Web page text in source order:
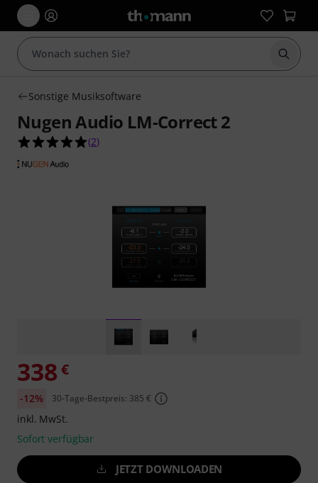
Suche
Sonstige Musiksoftware
Nugen Audio LM-Correct 2
5.0 von 5 Sternen aus 2 Kundenbewertungen
(2)
338 €
-12% 30-Tage-Bestpreis: 385 €
inkl. MwSt.
Sofort verfügbar
JETZT DOWNLOADEN